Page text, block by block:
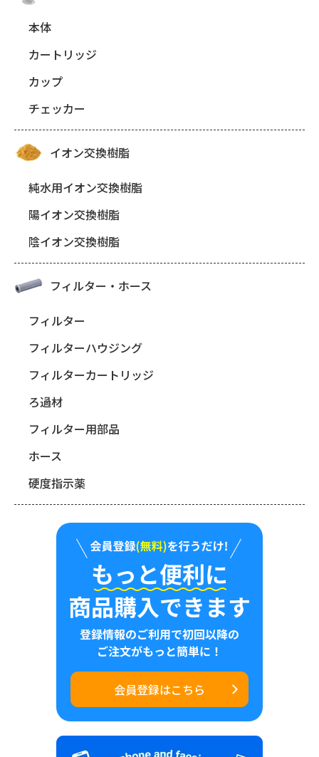
本体
カートリッジ
カップ
チェッカー
イオン交換樹脂
純水用イオン交換樹脂
陽イオン交換樹脂
陰イオン交換樹脂
フィルター・ホース
フィルター
フィルターハウジング
フィルターカートリッジ
ろ過材
フィルター用部品
ホース
硬度指示薬
会員登録はこちら